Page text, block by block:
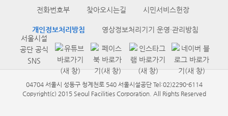
전화번호부 찾아오시는길 시민서비스헌장
개인정보처리방침
영상정보처리기기 운영·관리방침
서울시설
공단 공식
SNS
04704 서울시 성동구 청계천로 540 서울시설공단 Tel:02)2290-6114
Copyright(c) 2015 Seoul Facilities Corporation. All Rights Reserved